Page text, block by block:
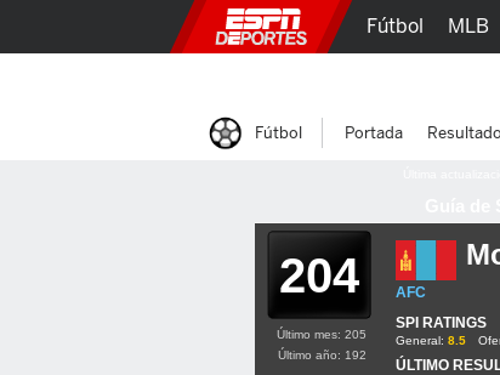
204
AFC
SPI RATINGS
General: 8.5
ÚLTIMO
Último mes: 205
Último año: 192
Fútbol MLB
Fútbol Portada